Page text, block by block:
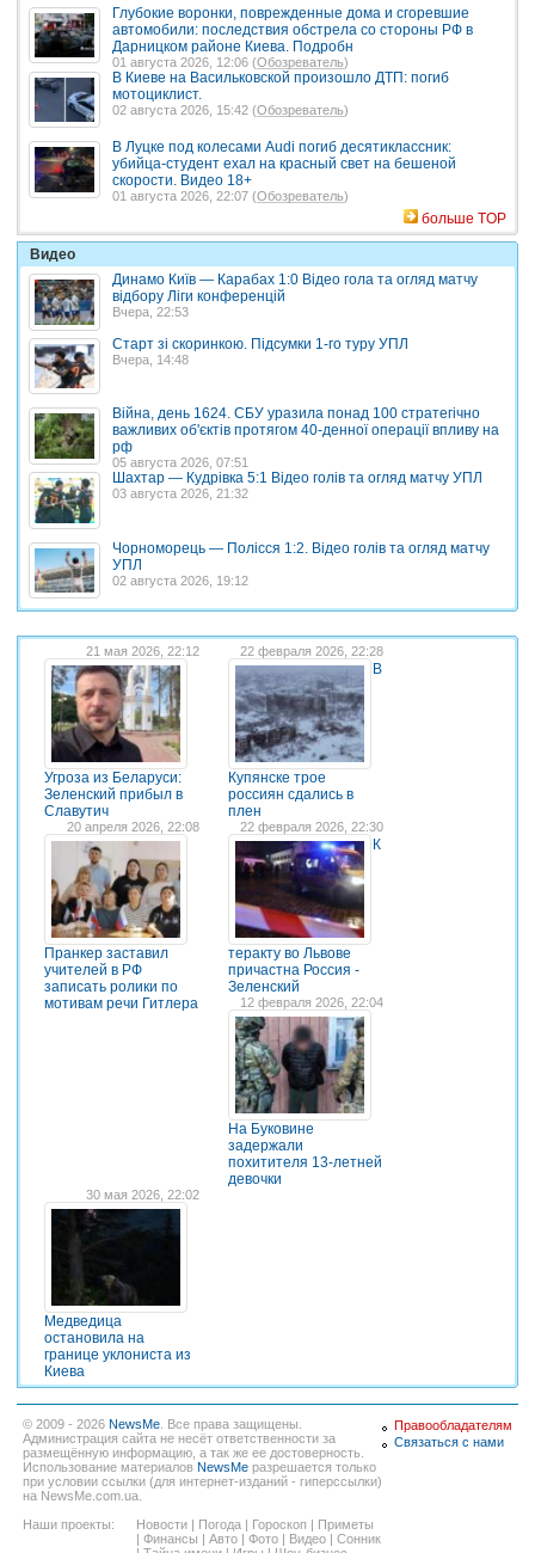
Глубокие воронки, поврежденные дома и сгоревшие
автомобили: последствия обстрела со стороны РФ в
Дарницком районе Киева. Подробн
01 августа 2026, 12:06 (Обозреватель)
В Киеве на Васильковской произошло ДТП: погиб
мотоциклист.
02 августа 2026, 15:42 (Обозреватель)
В Луцке под колесами Audi погиб десятиклассник:
убийца-студент ехал на красный свет на бешеной
скорости. Видео 18+
01 августа 2026, 22:07 (Обозреватель)
больше TOP
Видео
Динамо Київ — Карабах 1:0 Відео гола та огляд матчу
відбору Ліги конференцій
Вчера, 22:53
Старт зі скоринкою. Підсумки 1-го туру УПЛ
Вчера, 14:48
Війна, день 1624. СБУ уразила понад 100 стратегічно
важливих об'єктів протягом 40-денної операції впливу на
рф
05 августа 2026, 07:51
Шахтар — Кудрівка 5:1 Відео голів та огляд матчу УПЛ
03 августа 2026, 21:32
Чорноморець — Полісся 1:2. Відео голів та огляд матчу
УПЛ
02 августа 2026, 19:12
21 мая 2026, 22:12
Угроза из Беларуси:
Зеленский прибыл в
Славутич
22 февраля 2026, 22:28
В
Купянске трое
россиян сдались в
плен
20 апреля 2026, 22:08
Пранкер заставил
учителей в РФ
записать ролики по
мотивам речи Гитлера
22 февраля 2026, 22:30
К
теракту во Львове
причастна Россия -
Зеленский
12 февраля 2026, 22:04
На Буковине
задержали
похитителя 13-летней
девочки
30 мая 2026, 22:02
Медведица
остановила на
границе уклониста из
Киева
© 2009 - 2026 NewsMe . Все права защищены.
Администрация сайта не несёт ответственности за
размещённую информацию, а так же ее достоверность.
Использование материалов NewsMe разрешается только
при условии ссылки (для интернет-изданий - гиперссылки)
на NewsMe.com.ua.
Наши проекты:
Новости Погода Гороскоп
Приметы
Финансы Авто Фото Видео
Сонник
Правообладателям
Связаться с нами